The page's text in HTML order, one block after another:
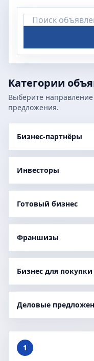
Категории
Выберите
предложения.
Бизнес-партнёры
Инвесторы
Готовый бизнес
Франшизы
Бизнес для покупки
Деловые
1